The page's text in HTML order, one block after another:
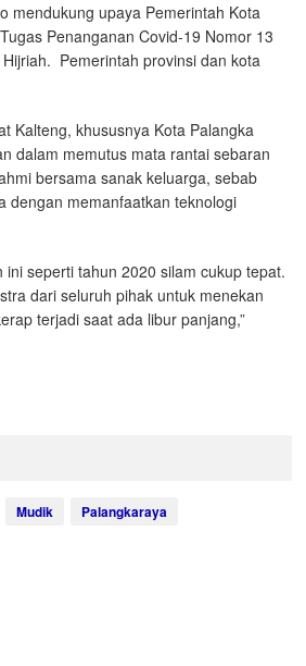
mendukung upaya Pemerintah Kota
Penanganan Covid-19 Nomor 13
Pemerintah provinsi dan kota
Kalteng, khususnya Kota Palangka
dalam memutus mata rantai sebaran
bersama sanak keluarga, sebab
dengan memanfaatkan teknologi
seperti tahun 2020 silam cukup tepat.
dari seluruh pihak untuk menekan
terjadi saat ada libur panjang,”
Mudik
Palangkaraya